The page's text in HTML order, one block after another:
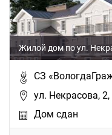
Жилой дом по ул.
СЗ
ул. Некрасова,
Дом сдан